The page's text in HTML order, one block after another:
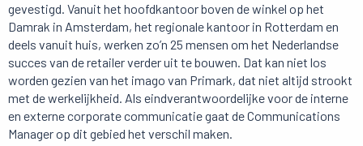
gevestigd. Vanuit het hoofdkantoor boven de winkel op het
Damrak in Amsterdam, het regionale kantoor in Rotterdam en
deels vanuit huis, werken zo’n 25 mensen om het Nederlandse
succes van de retailer verder uit te bouwen. Dat kan niet los
worden gezien van het imago van Primark, dat niet altijd strookt
met de werkelijkheid. Als eindverantwoordelijke voor de interne
en externe corporate communicatie gaat de Communications
Manager op dit gebied het verschil maken.